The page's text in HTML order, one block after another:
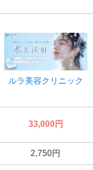
ルラ美容クリニック
33,000円
2,750円